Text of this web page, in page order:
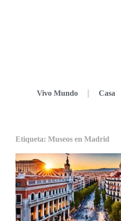
Vivo Mundo Casa
Etiqueta: Museos en Madrid